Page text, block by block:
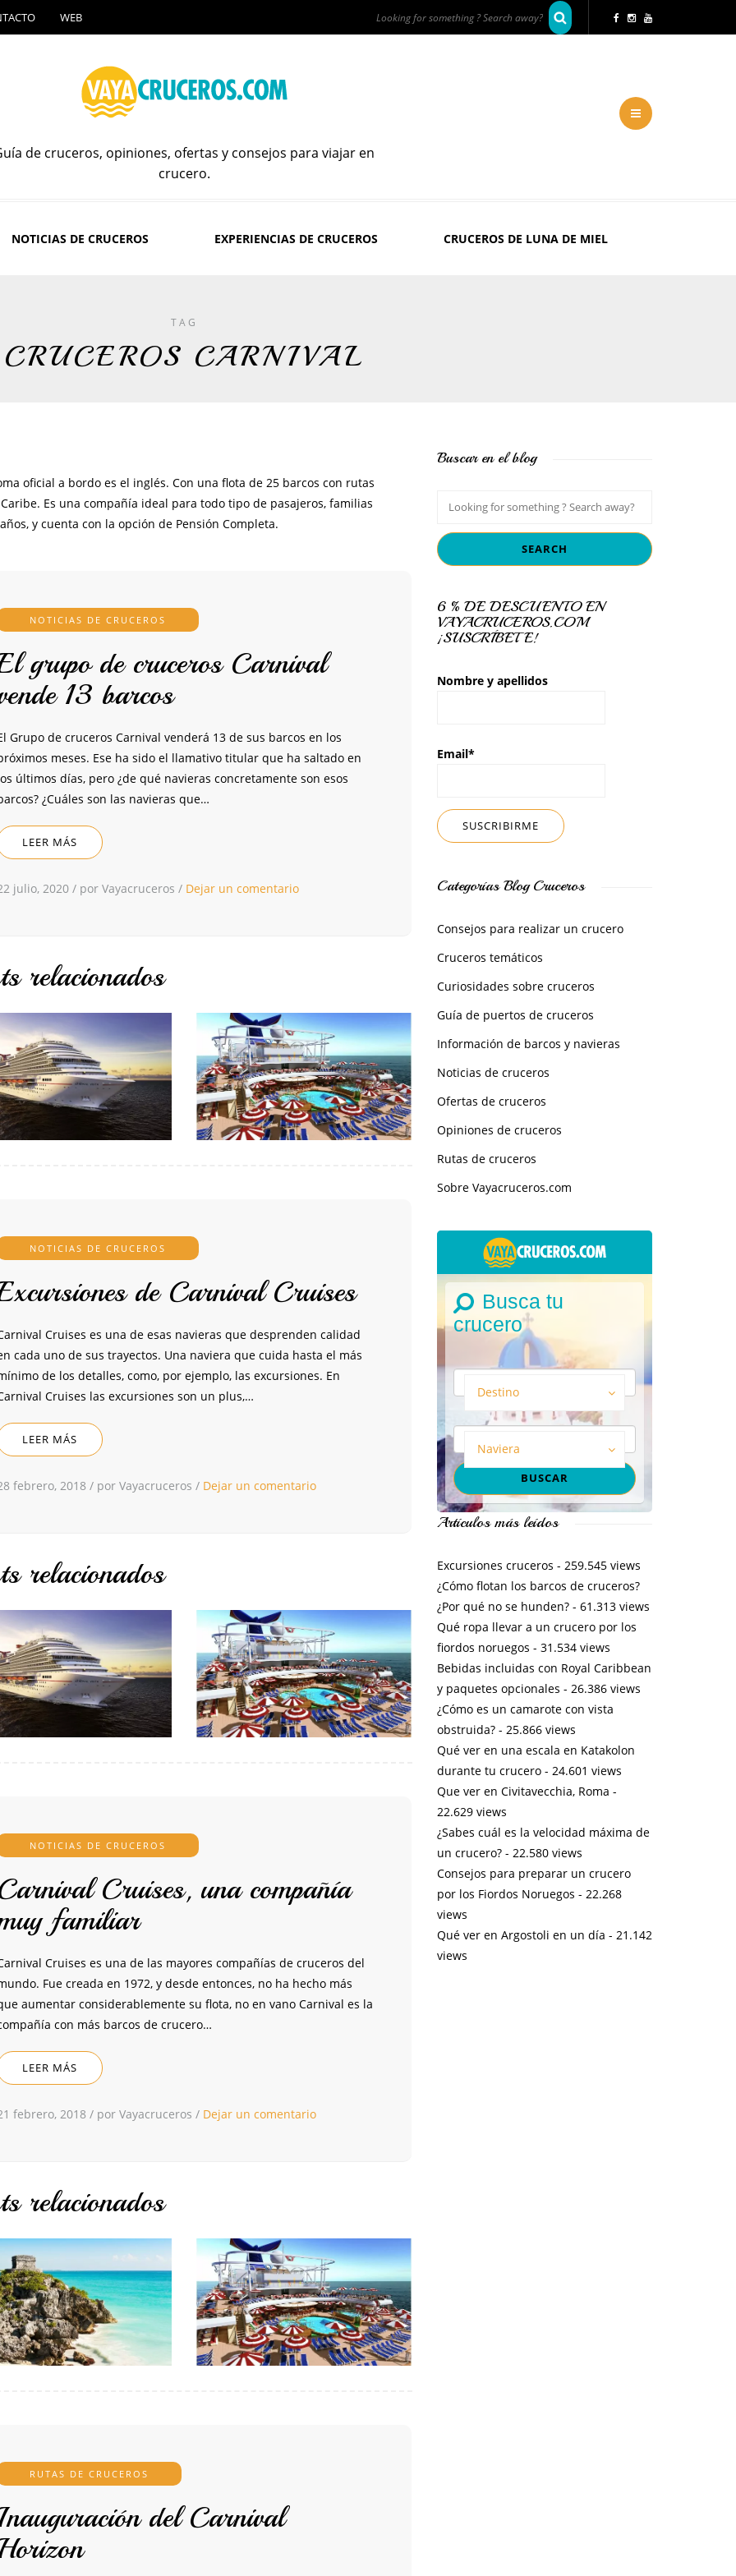
WEB
de cruceros, opiniones, ofertas y consejos para viajar en
crucero.
NOTICIAS DE CRUCEROS EXPERIENCIAS DE CRUCEROS CRUCEROS DE LUNA DE MIEL
TAG
CRUCEROS CARNIVAL
oficial a bordo es el inglés. Con una flota de 25 barcos con rutas
Es una compañía ideal para todo tipo de pasajeros, familias
y cuenta con la opción de Pensión Completa.
NOTICIAS DE CRUCEROS
grupo de cruceros Carnival
13 barcos
Grupo de cruceros Carnival venderá 13 de sus barcos en los
meses. Ese ha sido el llamativo titular que ha saltado en
últimos días, pero ¿de qué navieras concretamente son esos
¿Cuáles son las navieras que…
LEER MÁS
julio, 2020 / por Vayacruceros / Dejar un comentario
relacionados
NOTICIAS DE CRUCEROS
de Carnival Cruises
Cruises es una de esas navieras que desprenden calidad
cada uno de sus trayectos. Una naviera que cuida hasta el más
de los detalles, como, por ejemplo, las excursiones. En
Cruises las excursiones son un plus,…
LEER MÁS
febrero, 2018 / por Vayacruceros / Dejar un comentario
relacionados
NOTICIAS DE CRUCEROS
Cruises, una compañía
familiar
Cruises es una de las mayores compañías de cruceros del
Fue creada en 1972, y desde entonces, no ha hecho más
aumentar considerablemente su flota, no en vano Carnival es la
con más barcos de crucero…
LEER MÁS
febrero, 2018 / por Vayacruceros / Dejar un comentario
relacionados
RUTAS DE CRUCEROS
del Carnival
Buscar en el blog
6 % DE DESCUENTO EN
VAYACRUCEROS.COM
¡SUSCRÍBETE!
Nombre y apellidos
Email*
Categorías Blog Cruceros
Consejos para realizar un crucero
Cruceros temáticos
Curiosidades sobre cruceros
Guía de puertos de cruceros
Información de barcos y navieras
Noticias de cruceros
Ofertas de cruceros
Opiniones de cruceros
Rutas de cruceros
Sobre Vayacruceros.com
Busca tu
crucero
Destino
Naviera
Artículos más leídos
Excursiones cruceros - 259.545 views
¿Cómo flotan los barcos de cruceros?
¿Por qué no se hunden?- 61.313 views
Qué ropa llevar a un crucero por los
fiordos noruegos - 31.534 views
Bebidas incluidas con Royal Caribbean
y paquetes opcionales - 26.386 views
¿Cómo es un camarote con vista
obstruida?- 25.866 views
Qué ver en una escala en Katakolon
durante tu crucero- 24.601 views
Que ver en Civitavecchia, Roma -
22.629 views
¿Sabes cuál es la velocidad máxima de
un crucero?- 22.580 views
Consejos para preparar un crucero
por los Fiordos Noruegos - 22.268
views
Qué ver en Argostoli en un día - 21.142
views